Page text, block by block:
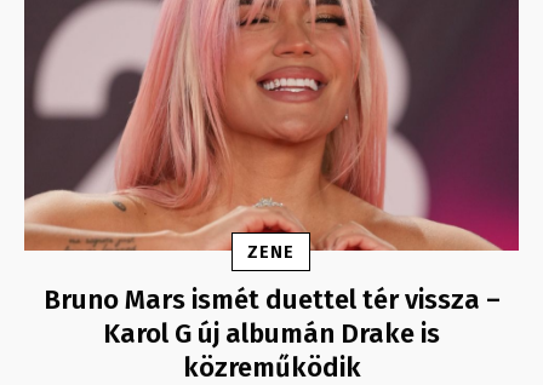
ZENE
Bruno Mars ismét duettel tér vissza –
Karol G új albumán Drake is
közreműködik